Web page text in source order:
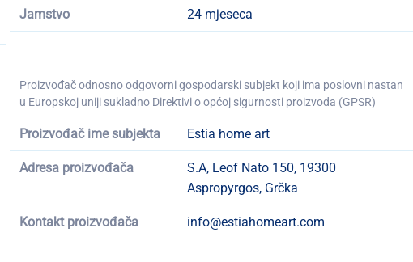
Jamstvo 24 mjeseca
Proizvođač odnosno odgovorni gospodarski subjekt koji ima poslovni nastan
u Europskoj uniji sukladno Direktivi o općoj sigurnosti proizvoda (GPSR)
Proizvođač ime subjekta Estia home art
Adresa proizvođača
S.A, Leof Nato 150, 19300
Aspropyrgos, Grčka
Kontakt proizvođača info@estiahomeart.com